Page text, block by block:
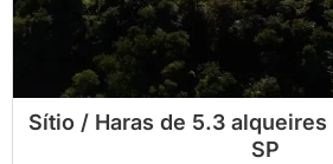
Sítio / Haras de 5.3
SP